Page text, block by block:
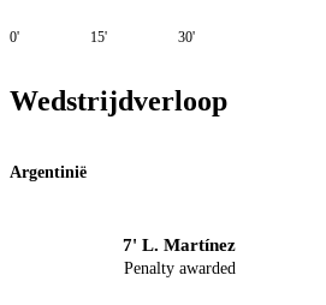
0' 15' 30'
Wedstrijdverloop
Argentinië
7' L. Martínez
Penalty awarded